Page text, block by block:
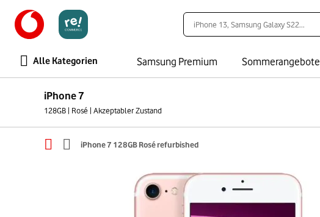
Alle Kategorien Samsung Premium Sommerangebote
iPhone 7
128GB | Rosé | Akzeptabler Zustand
iPhone 7 128GB Rosé refurbished